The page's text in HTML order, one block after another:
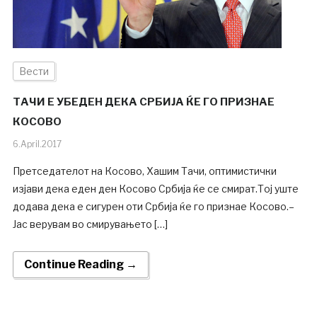
Вести
ТАЧИ Е УБЕДЕН ДЕКА СРБИЈА ЌЕ ГО ПРИЗНАЕ
КОСОВО
6.April.2017
Претседателот на Косово, Хашим Тачи, оптимистички
изјави дека еден ден Косово Србија ќе се смират.Тој уште
додава дека е сигурен оти Србија ќе го признае Косово.–
Јас верувам во смирувањето […]
Continue Reading →